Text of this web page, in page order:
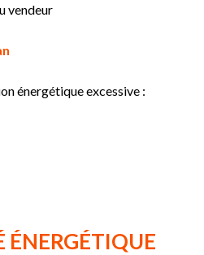
vendeur
énergétique excessive :
ÉNERGÉTIQUE